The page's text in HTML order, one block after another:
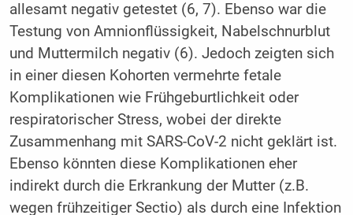
allesamt negativ getestet (6, 7). Ebenso war die
Testung von Amnionflüssigkeit, Nabelschnurblut
und Muttermilch negativ (6). Jedoch zeigten sich
in einer diesen Kohorten vermehrte fetale
Komplikationen wie Frühgeburtlichkeit oder
respiratorischer Stress, wobei der direkte
Zusammenhang mit SARS-CoV-2 nicht geklärt ist.
Ebenso könnten diese Komplikationen eher
indirekt durch die Erkrankung der Mutter (z.B.
wegen frühzeitiger Sectio) als durch eine Infektion